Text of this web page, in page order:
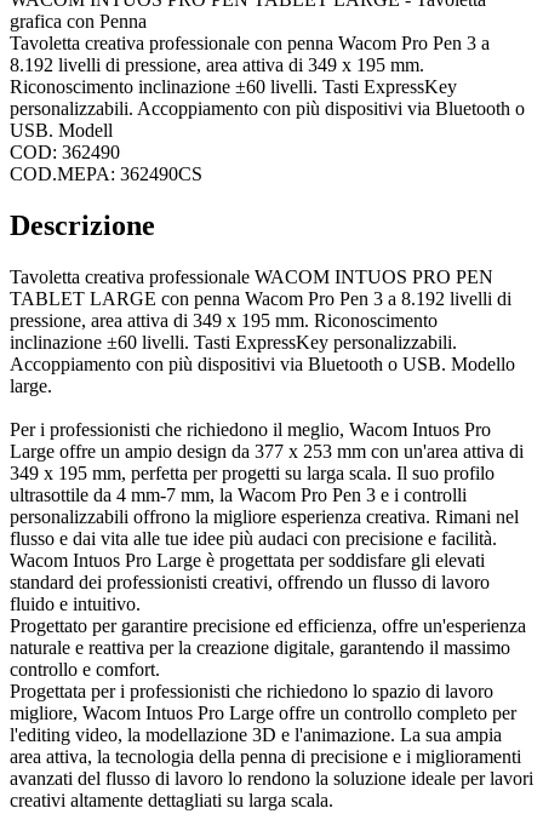
grafica con Penna
Tavoletta creativa professionale con penna Wacom Pro Pen 3 a
8.192 livelli di pressione, area attiva di 349 x 195 mm.
Riconoscimento inclinazione ±60 livelli. Tasti ExpressKey
personalizzabili. Accoppiamento con più dispositivi via Bluetooth o
USB. Modell
COD: 362490
COD.MEPA: 362490CS
Descrizione
Tavoletta creativa professionale WACOM INTUOS PRO PEN
TABLET LARGE con penna Wacom Pro Pen 3 a 8.192 livelli di
pressione, area attiva di 349 x 195 mm. Riconoscimento
inclinazione ±60 livelli. Tasti ExpressKey personalizzabili.
Accoppiamento con più dispositivi via Bluetooth o USB. Modello
large.
Per i professionisti che richiedono il meglio, Wacom Intuos Pro
Large offre un ampio design da 377 x 253 mm con un'area attiva di
349 x 195 mm, perfetta per progetti su larga scala. Il suo profilo
ultrasottile da 4 mm-7 mm, la Wacom Pro Pen 3 e i controlli
personalizzabili offrono la migliore esperienza creativa. Rimani nel
flusso e dai vita alle tue idee più audaci con precisione e facilità.
Wacom Intuos Pro Large è progettata per soddisfare gli elevati
standard dei professionisti creativi, offrendo un flusso di lavoro
fluido e intuitivo.
Progettato per garantire precisione ed efficienza, offre un'esperienza
naturale e reattiva per la creazione digitale, garantendo il massimo
controllo e comfort.
Progettata per i professionisti che richiedono lo spazio di lavoro
migliore, Wacom Intuos Pro Large offre un controllo completo per
l'editing video, la modellazione 3D e l'animazione. La sua ampia
area attiva, la tecnologia della penna di precisione e i miglioramenti
avanzati del flusso di lavoro lo rendono la soluzione ideale per lavori
creativi altamente dettagliati su larga scala.